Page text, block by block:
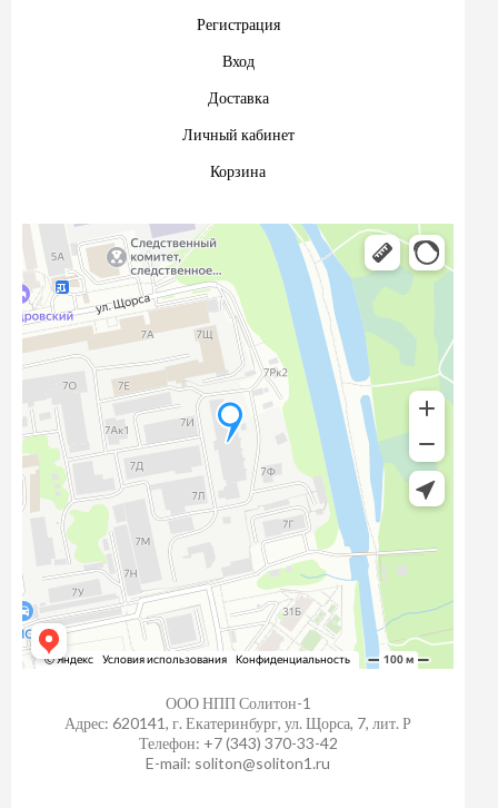
Регистрация
Вход
Доставка
Личный кабинет
Корзина
ООО НПП Солитон-1
Адрес: 620141, г. Екатеринбург, ул. Щорса, 7, лит. Р
Телефон: +7 (343) 370-33-42
E-mail: soliton@soliton1.ru